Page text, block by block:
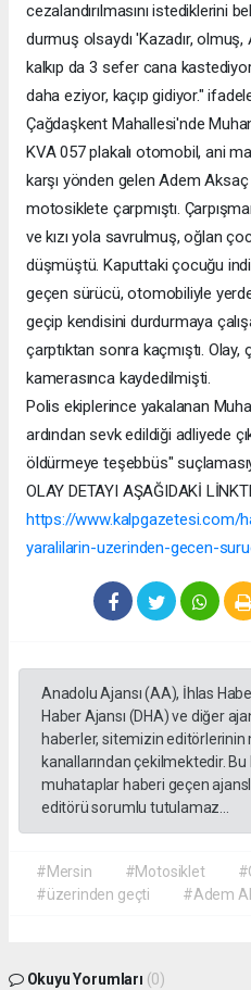
cezalandırılmasını istediklerini
durmuş olsaydı 'Kazadır,
kalkıp da 3 sefer cana
daha eziyor, kaçıp gidiyor."
Çağdaşkent Mahallesi'nde
KVA 057 plakalı otomobil, ani
karşı yönden gelen Adem
motosiklete çarpmıştı.
ve kızı yola savrulmuş, oğlan
düşmüştü. Kaputtaki çocuğu
geçen sürücü, otomobiliyle
geçip kendisini durdurmaya
çarptıktan sonra kaçmıştı. Olay,
kamerasınca kaydedilmişti.
Polis ekiplerince yakalanan
ardından sevk edildiği adliyede
öldürmeye teşebbüs"
OLAY DETAYI AŞAĞIDAKİ
https://www.kalpgazetesi.com/
yaralilarin-uzerinden-gecen-
Anadolu Ajansı (AA), İhlas
Haber Ajansı (DHA) ve diğer
haberler, sitemizin
kanallarından çekilmektedir.
muhataplar haberi geçen
editörü sorumlu tutulamaz...
#Mersin #Motosiklet
#üzerinden geçti
#Adem
Okuyu Yorumları (0)